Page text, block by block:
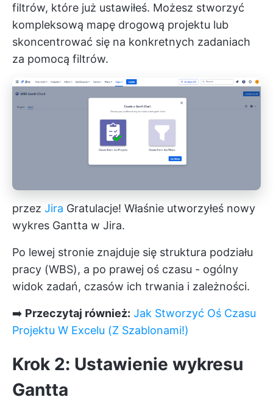
filtrów, które już ustawiłeś. Możesz stworzyć
kompleksową mapę drogową projektu lub
skoncentrować się na konkretnych zadaniach
za pomocą filtrów.
przez Jira Gratulacje! Właśnie utworzyłeś nowy
wykres Gantta w Jira.
Po lewej stronie znajduje się struktura podziału
pracy (WBS), a po prawej oś czasu - ogólny
widok zadań, czasów ich trwania i zależności.
➡️ Przeczytaj również: Jak Stworzyć Oś Czasu
Projektu W Excelu (Z Szablonami!)
Krok 2: Ustawienie wykresu
Gantta